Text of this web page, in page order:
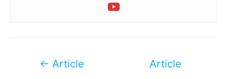
Navigation
← Article
Article